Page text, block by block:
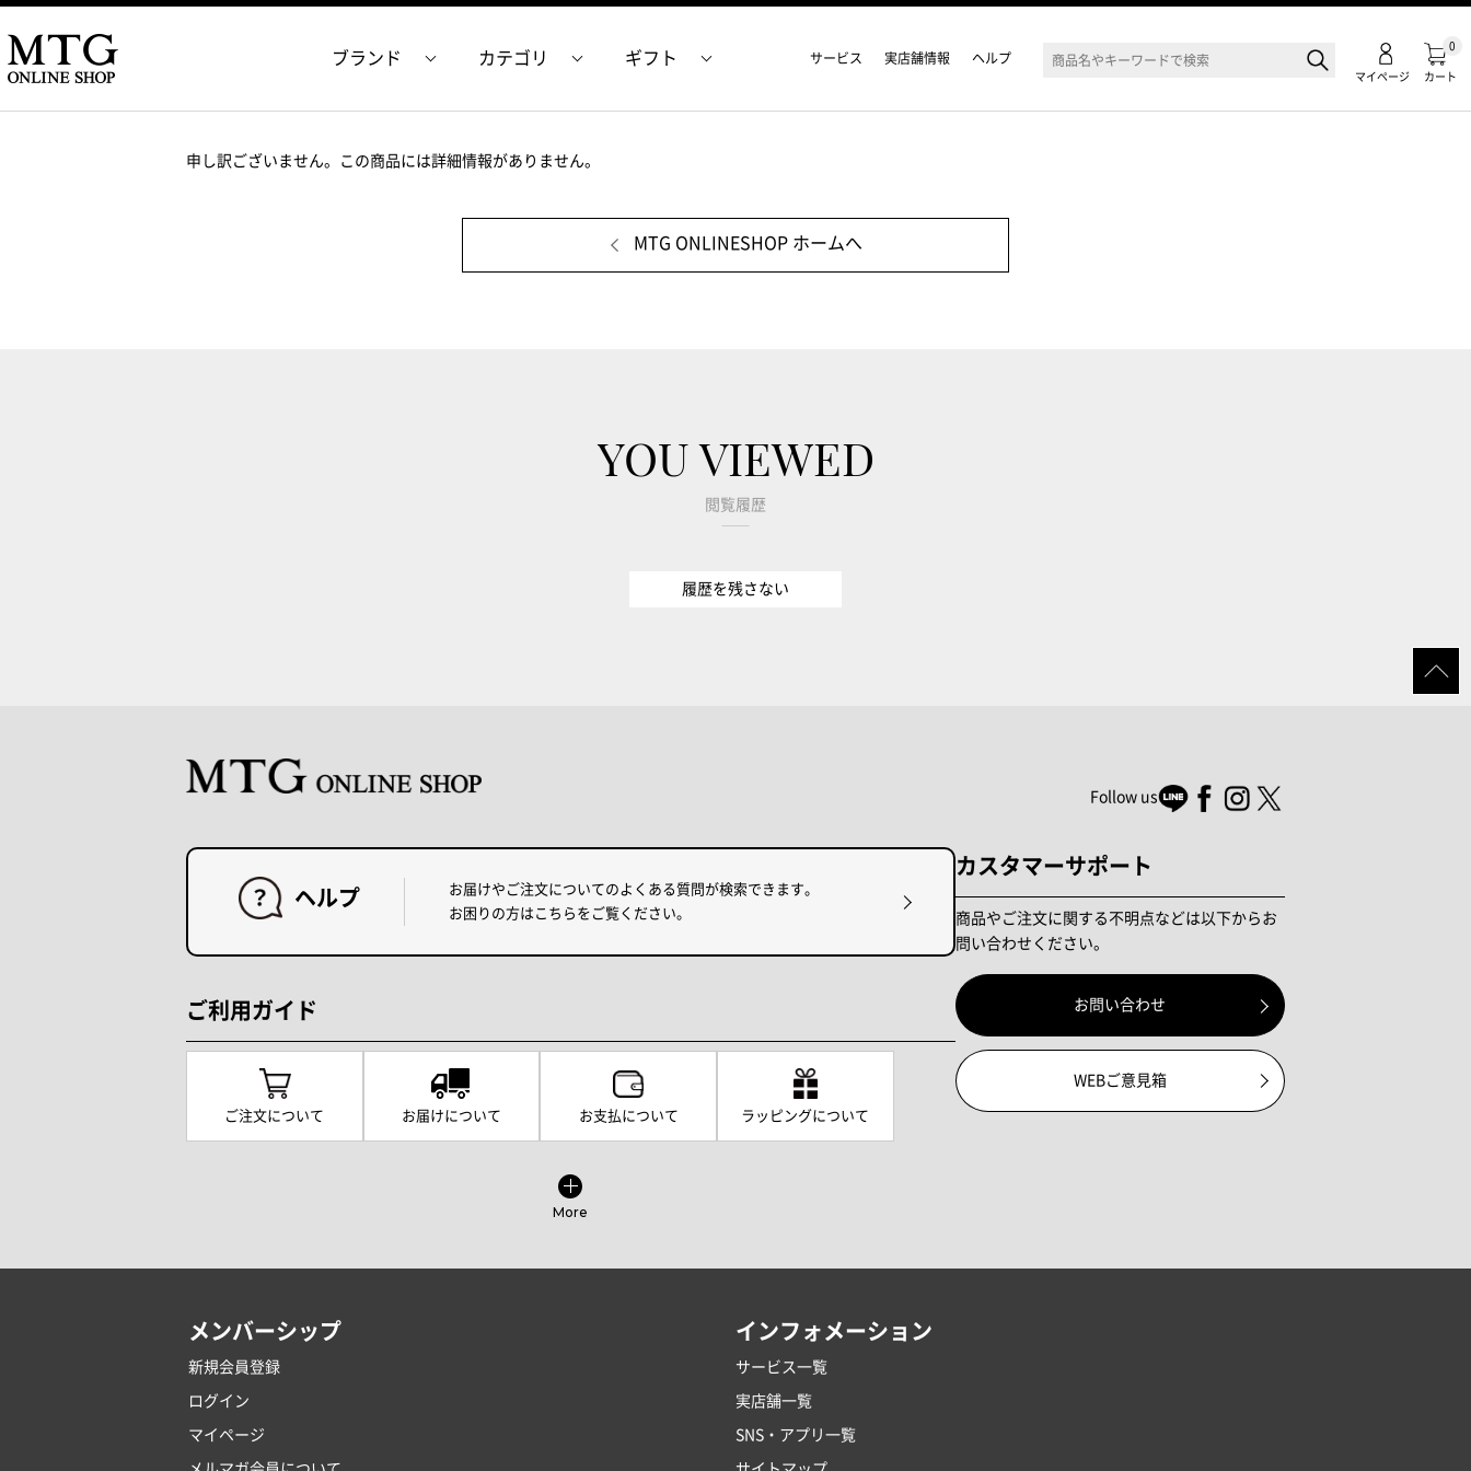
カート
0
マイページ
ブランド カテゴリ ギフト サービス 実店舗情報 ヘルプ
申し訳ございません。この商品には詳細情報がありません。
MTG ONLINESHOP ホームへ
YOU VIEWED
閲覧履歴
履歴を残さない
Follow us
ヘルプ
お届けやご注文についてのよくある質問が検索できます。
お困りの方はこちらをご覧ください。
ご利用ガイド
ご注文について お届けについて お支払について ラッピングについて
More
カスタマーサポート
商品やご注文に関する不明点などは以下からお
問い合わせください。
お問い合わせ
WEBご意見箱
メンバーシップ
新規会員登録
ログイン
マイページ
インフォメーション
サービス一覧
実店舗一覧
SNS・アプリ一覧